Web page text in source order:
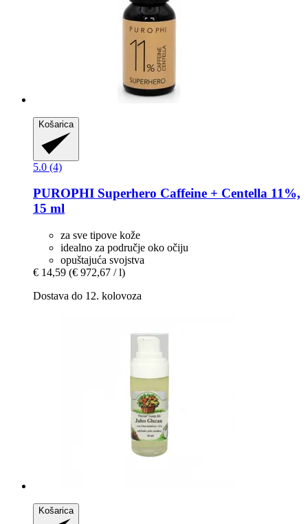
Košarica
5.0 (4)
PUROPHI Superhero Caffeine + Centella 11%,
15 ml
za sve tipove kože
idealno za područje oko očiju
opuštajuća svojstva
€ 14,59 (€ 972,67 / l)
Dostava do 12. kolovoza
Košarica